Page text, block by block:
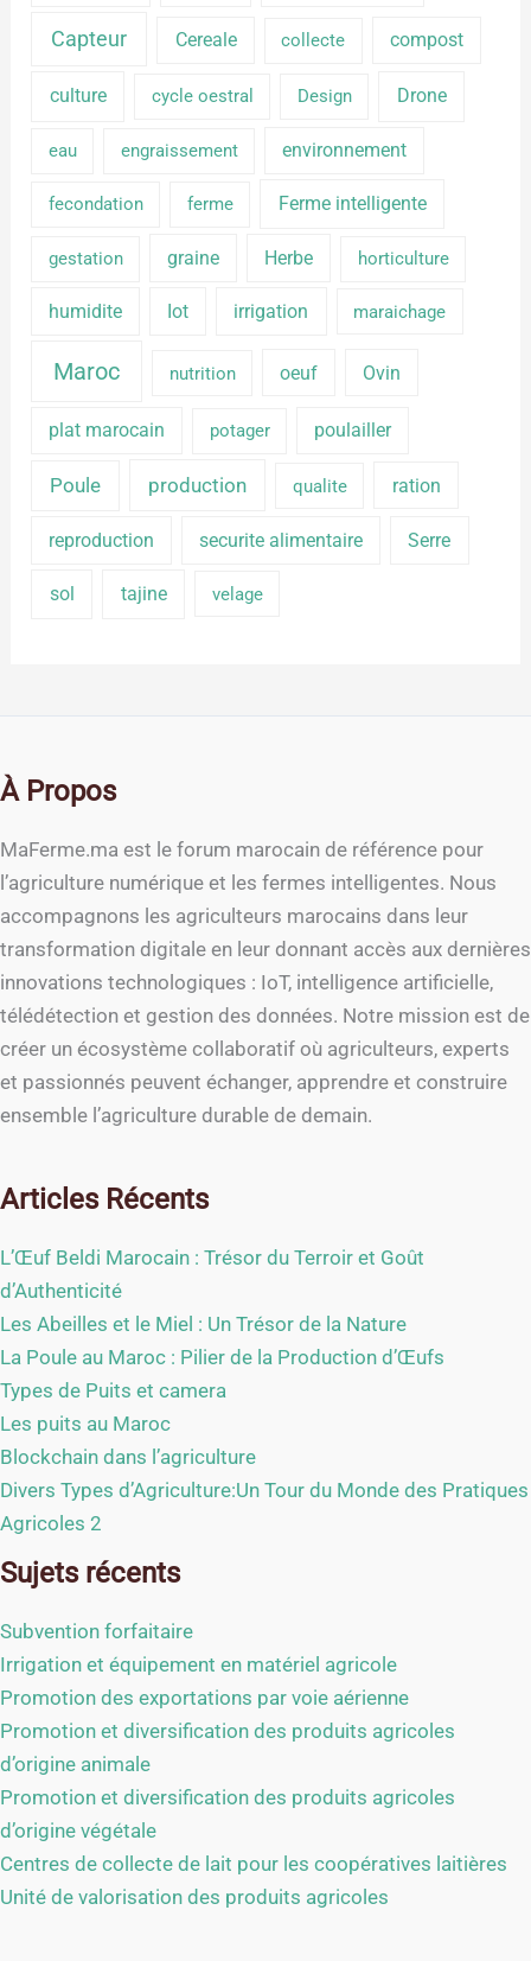
Capteur Cereale collecte compost
culture cycle oestral Design Drone
eau engraissement environnement
fecondation ferme Ferme intelligente
gestation graine Herbe horticulture
humidite Iot irrigation maraichage
Maroc nutrition oeuf Ovin
plat marocain potager poulailler
Poule production qualite ration
reproduction securite alimentaire Serre
sol tajine velage
À Propos
MaFerme.ma est le forum marocain de référence pour
l’agriculture numérique et les fermes intelligentes. Nous
accompagnons les agriculteurs marocains dans leur
transformation digitale en leur donnant accès aux dernières
innovations technologiques : IoT, intelligence artificielle,
télédétection et gestion des données. Notre mission est de
créer un écosystème collaboratif où agriculteurs, experts
et passionnés peuvent échanger, apprendre et construire
ensemble l’agriculture durable de demain.
Articles Récents
L’Œuf Beldi Marocain : Trésor du Terroir et Goût
d’Authenticité
Les Abeilles et le Miel : Un Trésor de la Nature
La Poule au Maroc : Pilier de la Production d’Œufs
Types de Puits et camera
Les puits au Maroc
Blockchain dans l’agriculture
Divers Types d’Agriculture:Un Tour du Monde des Pratiques
Agricoles 2
Sujets récents
Subvention forfaitaire
Irrigation et équipement en matériel agricole
Promotion des exportations par voie aérienne
Promotion et diversification des produits agricoles
d’origine animale
Promotion et diversification des produits agricoles
d’origine végétale
Centres de collecte de lait pour les coopératives laitières
Unité de valorisation des produits agricoles